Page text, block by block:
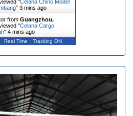
"Celana Chino Model
" 3 mins ago
from Guangzhou,
"Celana Cargo
" 4 mins ago
Real Time Tracking ON